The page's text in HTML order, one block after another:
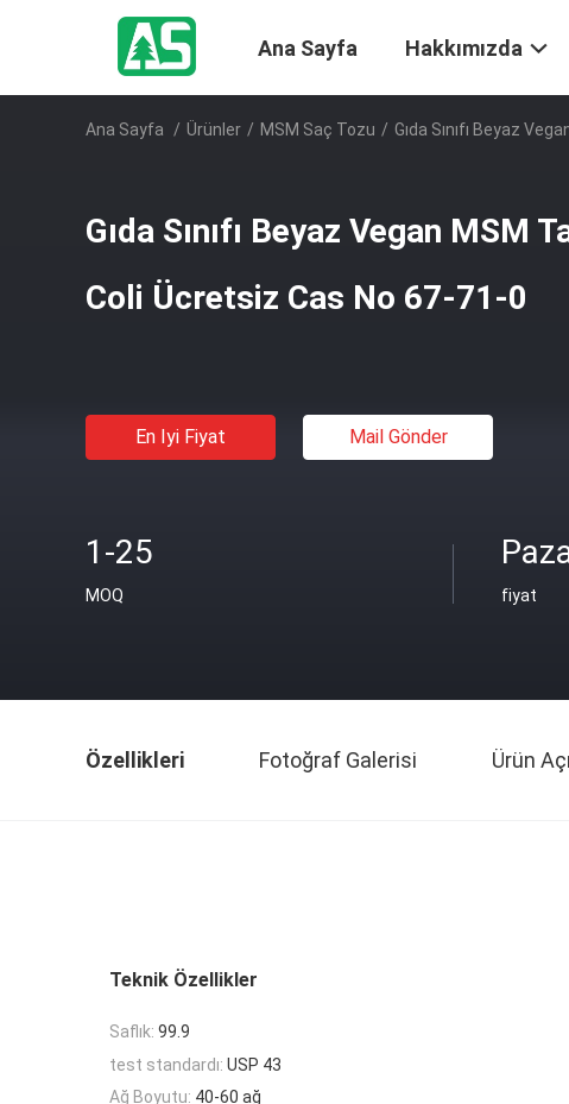
Ana Sayfa Hakkımızda
Ana Sayfa / Ürünler / MSM Saç Tozu / Gıda Sınıfı Beyaz
Gıda Sınıfı Beyaz Vegan MSM
Coli Ücretsiz Cas No 67-71-0
En Iyi Fiyat Mail Gönder
1-25
MOQ fiyat
Özellikleri Fotoğraf Galerisi Ürün
Teknik Özellikler
Saflık: 99.9
test standardı: USP 43
Ağ Boyutu: 40-60 ağ